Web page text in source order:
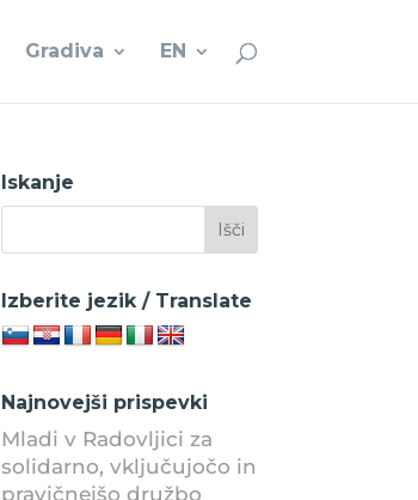
Gradiva EN
Iskanje
Izberite jezik / Translate
Najnovejši prispevki
Mladi v Radovljici za
solidarno, vključujočo in
pravičnejšo družbo